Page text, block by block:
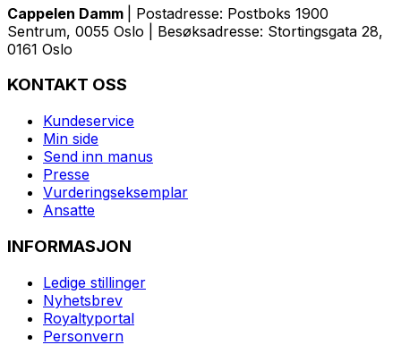
Cappelen Damm
| Postadresse: Postboks 1900
Sentrum, 0055 Oslo | Besøksadresse: Stortingsgata 28,
0161 Oslo
KONTAKT OSS
Kundeservice
Min side
Send inn manus
Presse
Vurderingseksemplar
Ansatte
INFORMASJON
Ledige stillinger
Nyhetsbrev
Royaltyportal
Personvern